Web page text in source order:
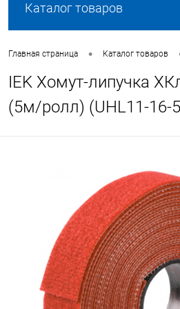
Каталог товаров
Главная страница • Каталог товаров
IEK Хомут-липучка
(5м/ролл) (UHL11-16-